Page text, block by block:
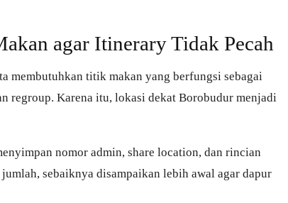
agar Itinerary Tidak Pecah
membutuhkan titik makan yang berfungsi sebagai
regroup. Karena itu, lokasi dekat Borobudur menjadi
nomor admin, share location, dan rincian
sebaiknya disampaikan lebih awal agar dapur